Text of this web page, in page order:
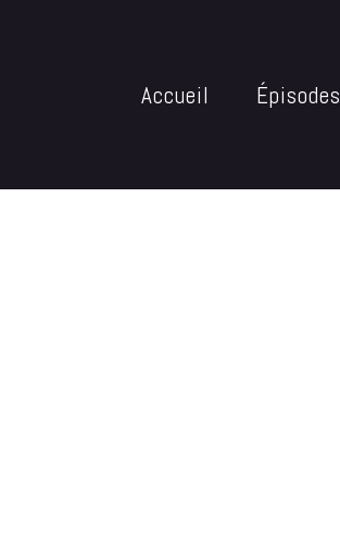
Accueil Épisodes